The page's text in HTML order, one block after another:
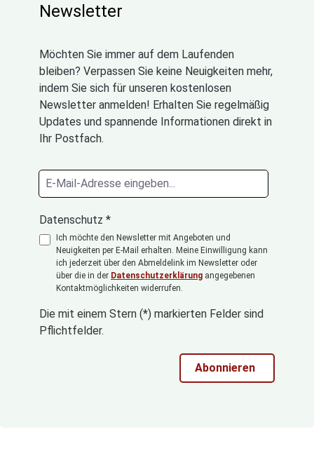
Newsletter
Möchten Sie immer auf dem Laufenden
bleiben? Verpassen Sie keine Neuigkeiten mehr,
indem Sie sich für unseren kostenlosen
Newsletter anmelden! Erhalten Sie regelmäßig
Updates und spannende Informationen direkt in
Ihr Postfach.
Datenschutz *
Ich möchte den Newsletter mit Angeboten und
Neuigkeiten per E-Mail erhalten. Meine Einwilligung kann
ich jederzeit über den Abmeldelink im Newsletter oder
über die in der Datenschutzerklärung angegebenen
Kontaktmöglichkeiten widerrufen.
Die mit einem Stern (*) markierten Felder sind
Pflichtfelder.
Abonnieren